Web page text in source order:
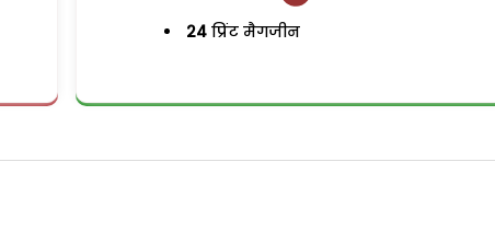
24 प्रिंट मैगजीन